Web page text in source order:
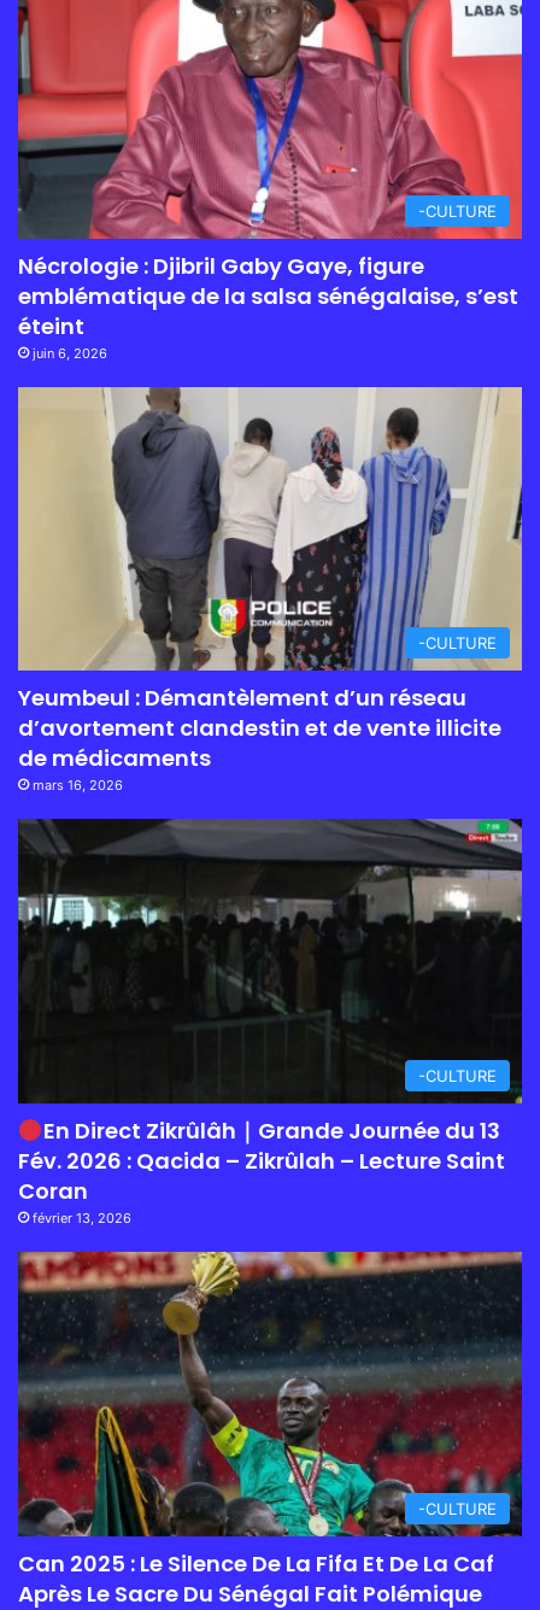
-CULTURE
Nécrologie : Djibril Gaby Gaye, figure
emblématique de la salsa sénégalaise, s’est
éteint
juin 6, 2026
-CULTURE
Yeumbeul : Démantèlement d’un réseau
d’avortement clandestin et de vente illicite
de médicaments
mars 16, 2026
-CULTURE
En Direct Zikrûlâh｜Grande Journée du 13
Fév. 2026 : Qacida – Zikrûlah – Lecture Saint
Coran
février 13, 2026
-CULTURE
Can 2025 : Le Silence De La Fifa Et De La Caf
Après Le Sacre Du Sénégal Fait Polémique